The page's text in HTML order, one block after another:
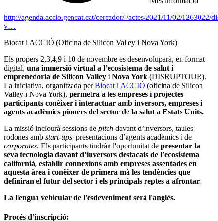
http://agenda.accio.gencat.cat/cercador/-/actes/2021/11/02/1263022/
v…
Biocat i ACCIÓ (Oficina de Silicon Valley i Nova York)
Els propers 2,3,4,9 i 10 de novembre es desenvoluparà, en format
digital, una immersió virtual a l’ecosistema de salut i
emprenedoria de Silicon Valley i Nova York (DISRUPTOUR).
La iniciativa, organitzada perBiocatiACCIÓ (oficina de Silicon
Valley i Nova York), permetrà a les empreses i projectes
participants conèixer i interactuar amb inversors, empreses i
agents acadèmics pioners del sector de la salut a Estats Units.
La missió inclourà sessions de pitch davant d’inversors, taules
rodones amb start-ups, presentacions d’agents acadèmics i de
corporates. Els participants tindràn l'oportunitat de presentar la
seva tecnologia davant d’inversors destacats de l’ecosistema
californià, establir connexions amb empreses assentades en
aquesta àrea i conèixer de primera mà les tendències que
definiran el futur del sector i els principals reptes a afrontar.
La llengua vehicular de l'esdeveniment serà l'anglès.
Procés d’inscripció: